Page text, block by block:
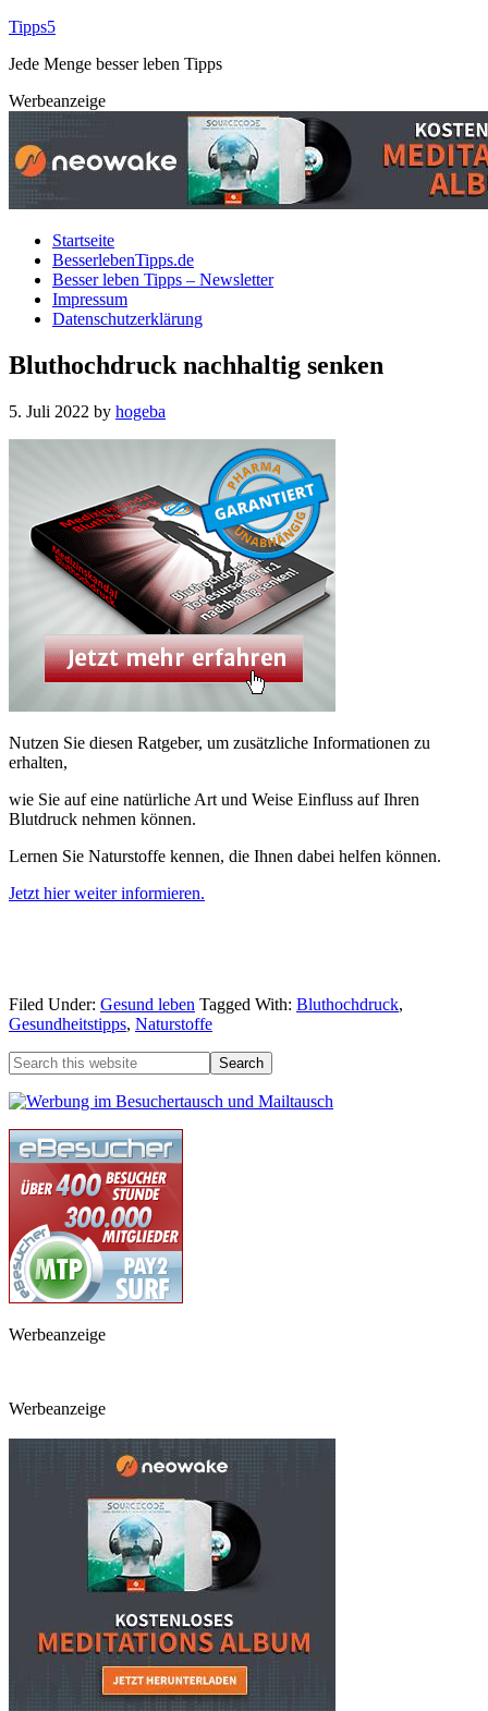
Tipps5
Jede Menge besser leben Tipps
Werbeanzeige
Startseite
BesserlebenTipps.de
Besser leben Tipps – Newsletter
Impressum
Datenschutzerklärung
Bluthochdruck nachhaltig senken
5. Juli 2022 by hogeba
Nutzen Sie diesen Ratgeber, um zusätzliche Informationen zu
erhalten,
wie Sie auf eine natürliche Art und Weise Einfluss auf Ihren
Blutdruck nehmen können.
Lernen Sie Naturstoffe kennen, die Ihnen dabei helfen können.
Jetzt hier weiter informieren.
Filed Under: Gesund leben Tagged With: Bluthochdruck,
Gesundheitstipps, Naturstoffe
Werbeanzeige
Werbeanzeige